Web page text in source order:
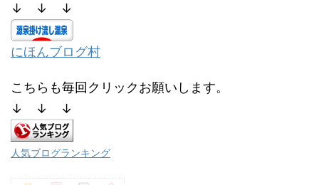
↓ ↓ ↓
にほんブログ村
こちらも毎回クリックお願いします。
↓ ↓ ↓
人気ブログランキング